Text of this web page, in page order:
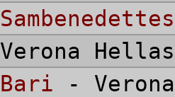
Verona
Bari -